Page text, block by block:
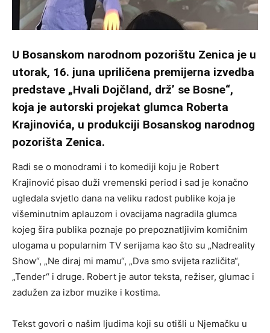
U Bosanskom narodnom pozorištu Zenica je u
utorak, 16. juna upriličena premijerna izvedba
predstave „Hvali Dojčland, drž’ se Bosne“,
koja je autorski projekat glumca Roberta
Krajinovića, u produkciji Bosanskog narodnog
pozorišta Zenica.
Radi se o monodrami i to komediji koju je Robert
Krajinović pisao duži vremenski period i sad je konačno
ugledala svjetlo dana na veliku radost publike koja je
višeminutnim aplauzom i ovacijama nagradila glumca
kojeg šira publika poznaje po prepoznatljivim komičnim
ulogama u popularnim TV serijama kao što su „Nadreality
Show“, „Ne diraj mi mamu“, „Dva smo svijeta različita“,
„Tender“ i druge. Robert je autor teksta, režiser, glumac i
zadužen za izbor muzike i kostima.
Tekst govori o našim ljudima koji su otišli u Njemačku u